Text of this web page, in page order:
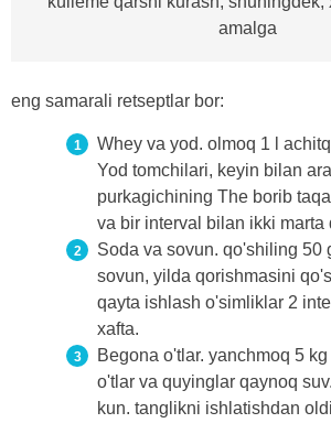
amalga
eng samarali retseptlar bor:
Whey va yod. olmoq 1 l
Yod tomchilari, keyin bilan
purkagichining The borib
va bir interval bilan ikki marta
Soda va sovun. qo'shiling 50
sovun, yilda qorishmasini
qayta ishlash o'simliklar 2
xafta.
Begona o'tlar. yanchmoq 5
o'tlar va quyinglar qaynoq
kun. tanglikni ishlatishdan